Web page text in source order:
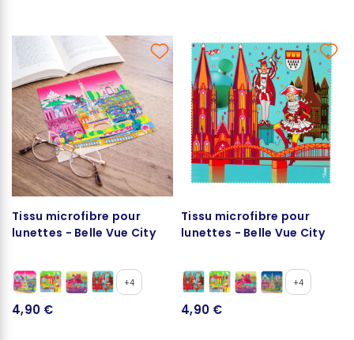
Tissu microfibre pour
lunettes - Belle Vue City
+4
4,90 €
Tissu microfibre pour
lunettes - Belle Vue City
+4
4,90 €